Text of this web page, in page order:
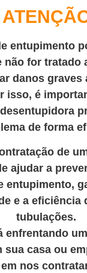
entupimento
não for tratado
danos graves
isso, é
de forma
de
ajudar a
entupimento,
e a eficiência
tubulações.
enfrentando
sua casa ou
em nos